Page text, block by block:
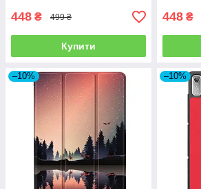
448 ₴ 499 ₴
Купити
448 ₴
–10% –10%